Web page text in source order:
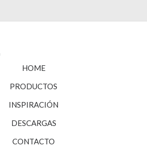
HOME
PRODUCTOS
INSPIRACIÓN
DESCARGAS
CONTACTO